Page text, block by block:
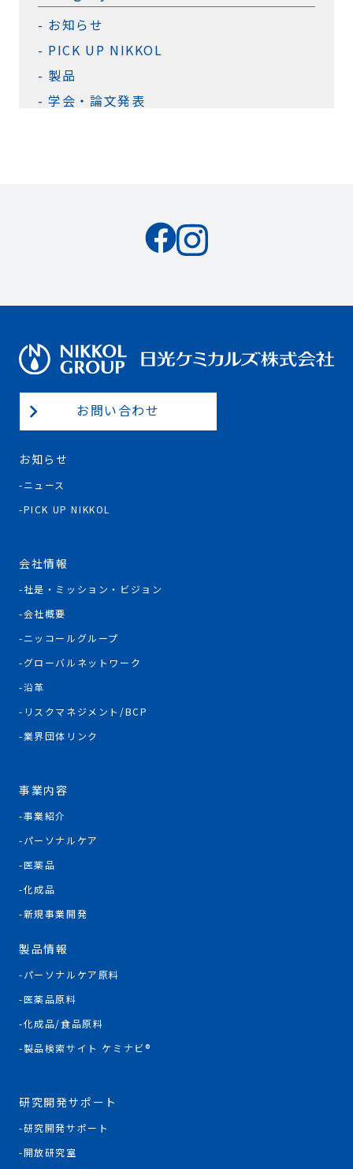
お知らせ
PICK UP NIKKOL
製品
学会・論文発表
お問い合わせ
お知らせ
ニュース
PICK UP NIKKOL
会社情報
社是・ミッション・ビジョン
会社概要
ニッコールグループ
グローバルネットワーク
沿革
リスクマネジメント/BCP
業界団体リンク
事業内容
事業紹介
パーソナルケア
医薬品
化成品
新規事業開発
製品情報
パーソナルケア原料
医薬品原料
化成品/食品原料
製品検索サイト ケミナビ®
研究開発サポート
研究開発サポート
開放研究室